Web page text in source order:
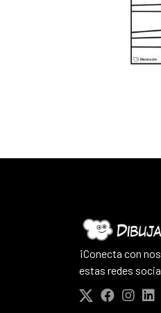
¡Conecta con
estas redes